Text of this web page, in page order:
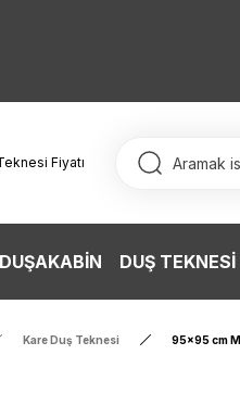
DUŞ TEKNESİ
Kare Duş Teknesi 95x95 cm